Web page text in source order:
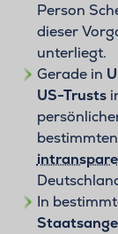
Person
dieser
unterliegt.
Gerade in
US-Trusts
In